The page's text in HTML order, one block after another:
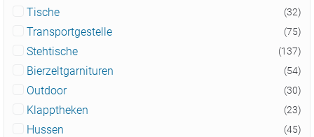
Tische (32)
Transportgestelle (75)
Stehtische (137)
Bierzeltgarnituren (54)
Outdoor (30)
Klapptheken (23)
Hussen (45)